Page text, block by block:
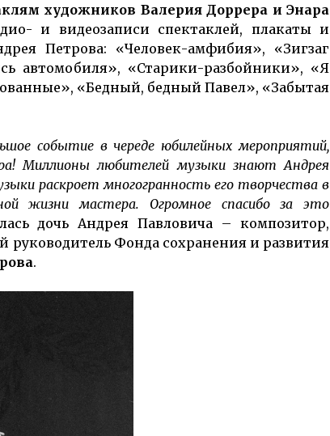
художников Валерия Доррера и Энара
и видеозаписи спектаклей, плакаты и
Петрова: «Человек-амфибия», «Зигзаг
автомобиля», «Старики-разбойники», «Я
«Бедный, бедный Павел», «Забытая
событие в череде юбилейных мероприятий,
Миллионы любителей музыки знают Андрея
раскроет многогранность его творчества в
жизни мастера. Огромное спасибо за это
дочь Андрея Павловича – композитор,
руководитель Фонда сохранения и развития
.